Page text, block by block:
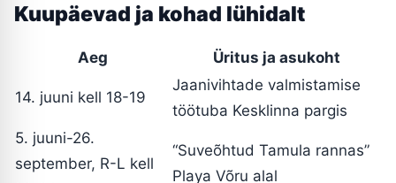
Kuupäevad ja kohad lühidalt
Aeg Üritus ja asukoht
14. juuni kell 18-19
Jaanivihtade valmistamise
töötuba Kesklinna pargis
5. juuni-26.
september, R-L kell
“Suveõhtud Tamula rannas”
Playa Võru alal